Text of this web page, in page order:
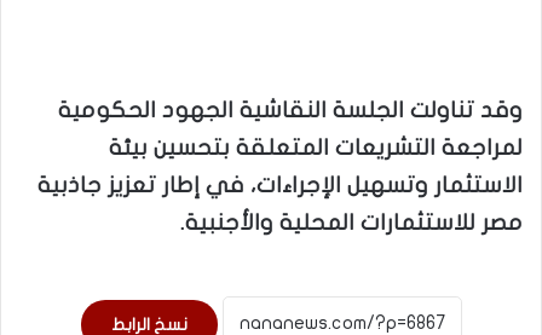
وقد تناولت الجلسة النقاشية الجهود الحكومية
لمراجعة التشريعات المتعلقة بتحسين بيئة
الاستثمار وتسهيل الإجراءات، في إطار تعزيز جاذبية
مصر للاستثمارات المحلية والأجنبية.
نسخ الرابط